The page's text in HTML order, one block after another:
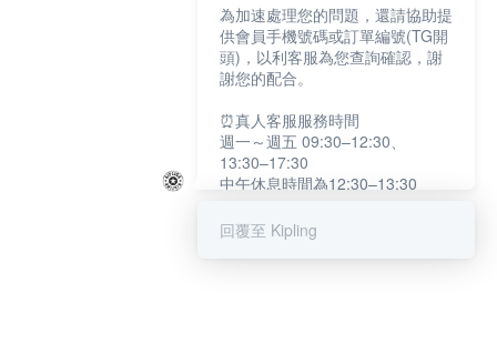
為加速處理您的問題，還請協助提
供會員手機號碼或訂單編號(TG開
頭)，以利客服為您查詢確認，謝
謝您的配合。
⏰真人客服服務時間
週一～週五 09:30–12:30、
13:30–17:30
中午休息時間為12:30–13:30
提醒您：系統會自動已讀訊息，如
回覆至 Kipling